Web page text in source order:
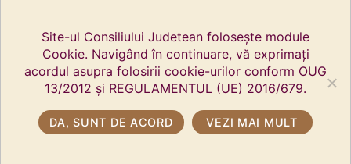
Site-ul Consiliului Judetean folosește module
Cookie. Navigând în continuare, vă exprimați
acordul asupra folosirii cookie-urilor conform OUG
13/2012 și REGULAMENTUL (UE) 2016/679.
DA, SUNT DE ACORD VEZI MAI MULT